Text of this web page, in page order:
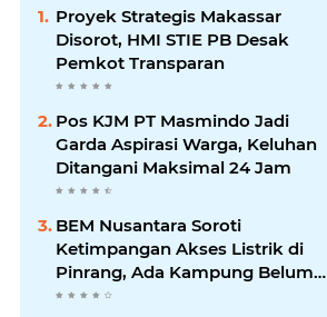
Proyek Strategis Makassar
Disorot, HMI STIE PB Desak
Pemkot Transparan
Pos KJM PT Masmindo Jadi
Garda Aspirasi Warga, Keluhan
Ditangani Maksimal 24 Jam
BEM Nusantara Soroti
Ketimpangan Akses Listrik di
Pinrang, Ada Kampung Belum
Terlayani